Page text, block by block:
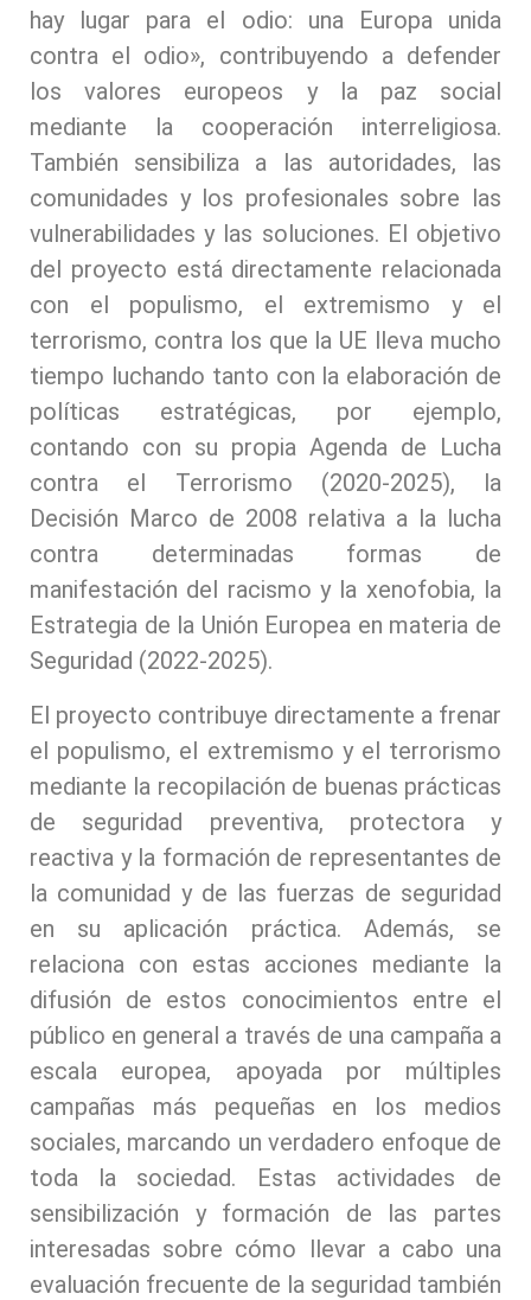
hay lugar para el odio: una Europa unida
contra el odio», contribuyendo a defender
los valores europeos y la paz social
mediante la cooperación interreligiosa.
También sensibiliza a las autoridades, las
comunidades y los profesionales sobre las
vulnerabilidades y las soluciones. El objetivo
del proyecto está directamente relacionada
con el populismo, el extremismo y el
terrorismo, contra los que la UE lleva mucho
tiempo luchando tanto con la elaboración de
políticas estratégicas, por ejemplo,
contando con su propia Agenda de Lucha
contra el Terrorismo (2020-2025), la
Decisión Marco de 2008 relativa a la lucha
contra determinadas formas de
manifestación del racismo y la xenofobia, la
Estrategia de la Unión Europea en materia de
Seguridad (2022-2025).
El proyecto contribuye directamente a frenar
el populismo, el extremismo y el terrorismo
mediante la recopilación de buenas prácticas
de seguridad preventiva, protectora y
reactiva y la formación de representantes de
la comunidad y de las fuerzas de seguridad
en su aplicación práctica. Además, se
relaciona con estas acciones mediante la
difusión de estos conocimientos entre el
público en general a través de una campaña a
escala europea, apoyada por múltiples
campañas más pequeñas en los medios
sociales, marcando un verdadero enfoque de
toda la sociedad. Estas actividades de
sensibilización y formación de las partes
interesadas sobre cómo llevar a cabo una
evaluación frecuente de la seguridad también